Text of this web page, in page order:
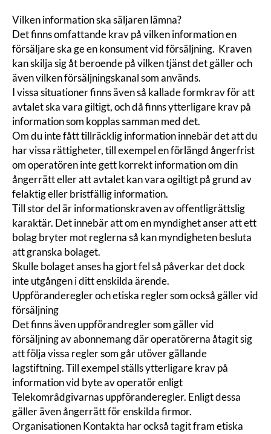
Vilken information ska säljaren lämna?
Detfinnsomfattande krav på vilken informationen
försäljareska ge en konsumentvid försäljning. Kraven
kan skilja sigåt beroende på vilken tjänst det gäller och
även vilken försäljningskanal som används.
I vissa situationer finns även så kalladeformkravför att
avtalet ska vara giltigt, och då finns ytterligare krav på
information som kopplas samman med det.
Om du inte fått tillräcklig information innebär det att du
har vissa rättigheter, till exempel en förlängd ångerfrist
om operatören inte gett korrekt information om din
ångerrätt eller att avtalet kan vara ogiltigt på grund av
felaktig eller bristfällig information.
Till stor del är informationskraven avoffentligrättslig
karaktär. Det innebär att om en myndighet anser att ett
bolag bryter mot reglerna så kan myndigheten besluta
att granska bolaget.
Skulle bolaget anses ha gjort fel så påverkar det dock
inte utgången i ditt enskilda ärende.
Uppföranderegler och etiska regler som också gäller vid
försäljning
Det finns även uppförandregler som gäller vid
försäljning av abonnemang där operatörerna åtagit sig
att följa vissa regler som går utöver gällande
lagstiftning. Till exempel ställs ytterligare krav på
information vid byte av operatör enligt
Telekområdgivarnas uppföranderegler. Enligt dessa
gäller även ångerrätt för enskilda firmor.
Organisationen Kontakta har också tagit fram etiska